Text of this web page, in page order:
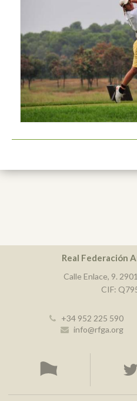
Real Federación
Calle Enlace, 9.
CIF:
+34 952 225 590
info@rfga.org